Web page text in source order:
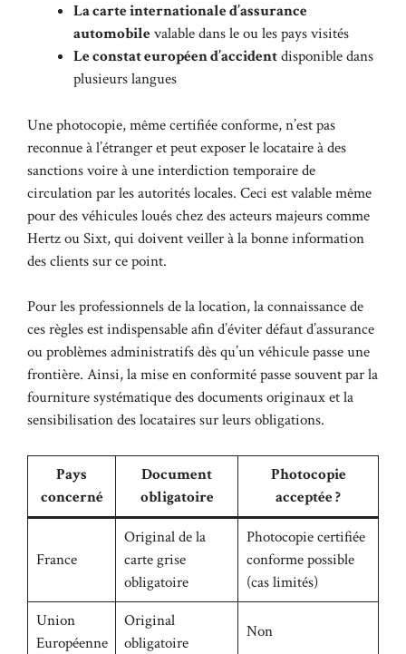
La carte internationale d’assurance
automobilevalable dans le ou les pays visités
Le constat européen d’accidentdisponible dans
plusieurs langues
Une photocopie, même certifiée conforme, n’est pas
reconnue à l’étranger et peut exposer le locataire à des
sanctions voire à une interdiction temporaire de
circulation par les autorités locales. Ceci est valable même
pour des véhicules loués chez des acteurs majeurs comme
Hertz ou Sixt, qui doivent veiller à la bonne information
des clients sur ce point.
Pour les professionnels de la location, la connaissance de
ces règles est indispensable afin d’éviter défaut d’assurance
ou problèmes administratifs dès qu’un véhicule passe une
frontière. Ainsi, la mise en conformité passe souvent par la
fourniture systématique des documents originaux et la
sensibilisation des locataires sur leurs obligations.
Pays
concerné
Document
obligatoire
Photocopie
acceptée ?
France
Original de la
carte grise
obligatoire
Photocopie certifiée
conforme possible
(cas limités)
Union
Européenne
Original
obligatoire
Non